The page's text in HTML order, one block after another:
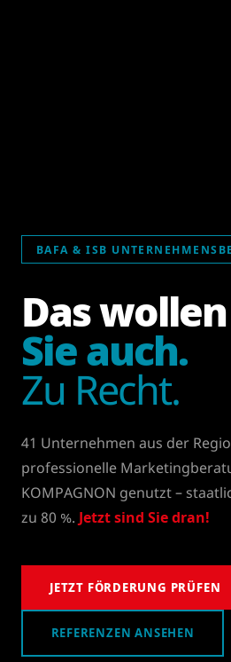
BAFA & ISB
Das wollen
Sie auch.
Zu Recht.
41 Unternehmen aus der
professionelle
KOMPAGNON genutzt –
zu 80 %. Jetzt sind Sie dran!
JETZT FÖRDERUNG PRÜFEN
REFERENZEN ANSEHEN